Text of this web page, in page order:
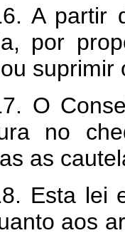
A partir
por
suprimir
O
no
as
Esta lei
aos